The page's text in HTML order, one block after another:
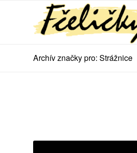
Archív značky pro: Strážnice